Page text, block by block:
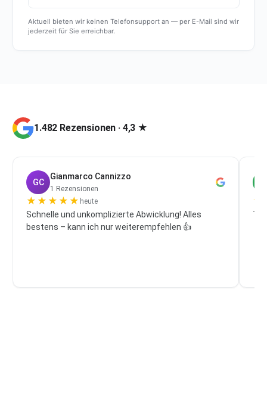
Aktuell bieten wir keinen Telefonsupport an — per E-Mail sind wir
jederzeit für Sie erreichbar.
1.482 Rezensionen · 4,3 ★
GC
Gianmarco Cannizzo
1 Rezensionen
★ ★ ★ ★ ★ heute
Schnelle und unkomplizierte Abwicklung! Alles
bestens – kann ich nur weiterempfehlen 👍
★